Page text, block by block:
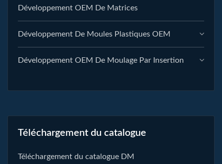
Développement OEM De Matrices
Développement De Moules Plastiques OEM
Développement OEM De Moulage Par Insertion
Téléchargement du catalogue
Téléchargement du catalogue DM